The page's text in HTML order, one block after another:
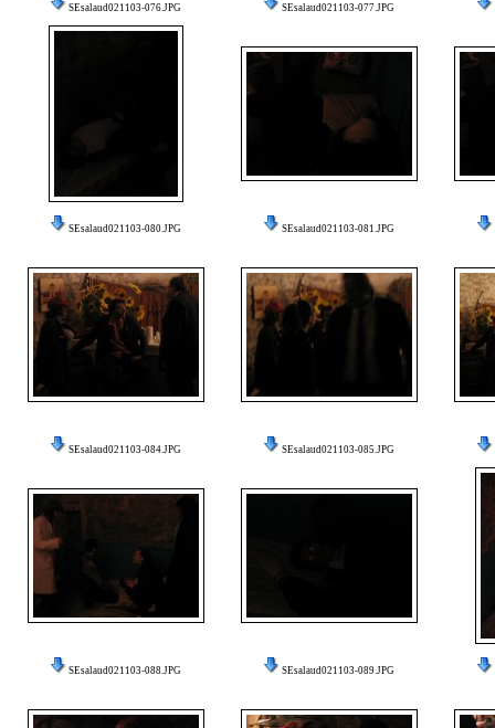
SEsalaud021103-076.JPG SEsalaud021103-077.JPG
SEsalaud021103-080.JPG SEsalaud021103-081.JPG
SEsalaud021103-084.JPG SEsalaud021103-085.JPG
SEsalaud021103-088.JPG SEsalaud021103-089.JPG